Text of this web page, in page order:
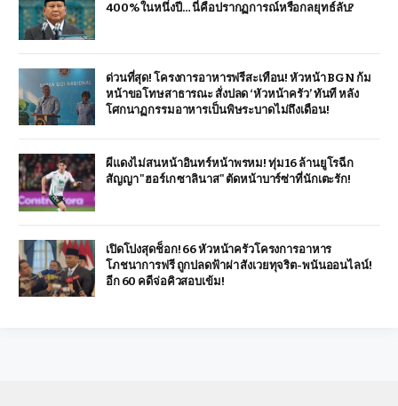
400% ในหนึ่งปี… นี่คือปรากฏการณ์หรือกลยุทธ์ลับ?
ด่วนที่สุด! โครงการอาหารฟรีสะเทือน! หัวหน้า BGN ก้ม
หน้าขอโทษสาธารณะ สั่งปลด ‘หัวหน้าครัว’ ทันที หลัง
โศกนาฏกรรมอาหารเป็นพิษระบาดไม่ถึงเดือน!
ผีแดงไม่สนหน้าอินทร์หน้าพรหม! ทุ่ม 16 ล้านยูโรฉีก
สัญญา "ฮอร์เก ซาลินาส" ตัดหน้าบาร์ซ่าที่นักเตะรัก!
เปิดโปงสุดช็อก! 66 หัวหน้าครัวโครงการอาหาร
โภชนาการฟรี ถูกปลดฟ้าผ่า สังเวยทุจริต-พนันออนไลน์!
อีก 60 คดีจ่อคิวสอบเข้ม!